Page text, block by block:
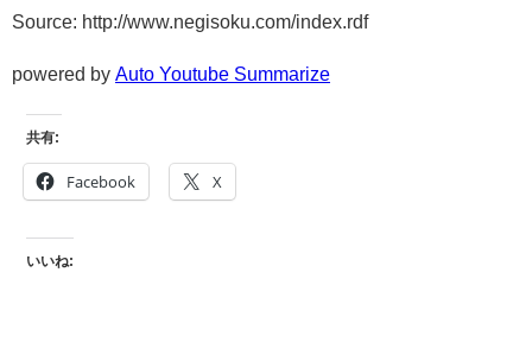
Source: http://www.negisoku.com/index.rdf
powered by Auto Youtube Summarize
共有:
Facebook X
いいね: